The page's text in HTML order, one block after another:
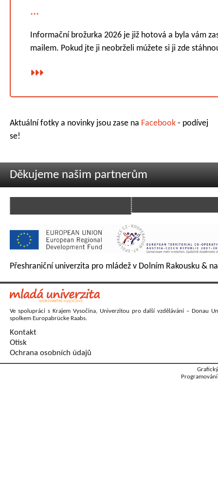
...
Informační brožurka 2026 je již hotová a byla vám
mailem. Pokud jte ji neobrželi múžete si ji zde
Aktuální fotky a novinky jsou zase na Facebook - podívej
se!
Děkujeme našim partnerům
Přeshraniční univerzita pro mládež v Dolním Rakousku &
Ve spolupráci s Krajem Vysočina, Univerzitou pro další vzdělávání – Donau
spolkem Europabrücke Raabs.
Kontakt
Otisk
Ochrana osobních údajů